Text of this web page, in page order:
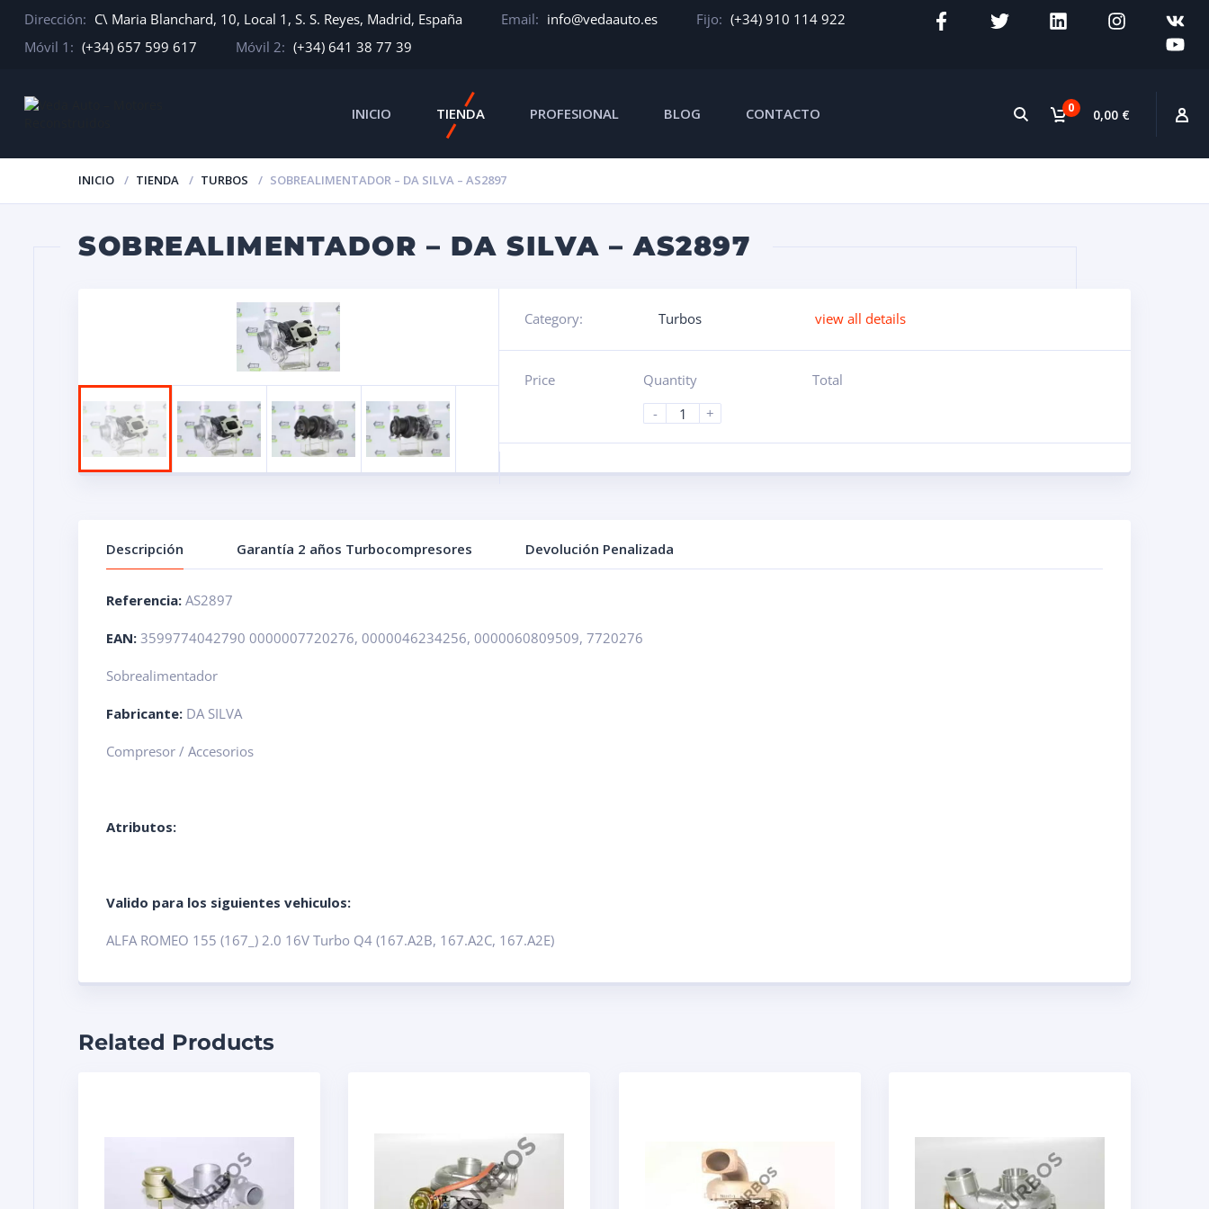
Dirección: C\ Maria Blanchard, 10, Local 1, S. S. Reyes, Madrid, España Email: info@vedaauto.es Fijo: (+34) 910 114 922
Móvil 1: (+34) 657 599 617 Móvil 2: (+34) 641 38 77 39
0 0,00 €
INICIO TIENDA PROFESIONAL BLOG CONTACTO
INICIO TIENDA TURBOS SOBREALIMENTADOR – DA SILVA – AS2897
SOBREALIMENTADOR – DA SILVA – AS2897
Category: Turbos view all details
Price
Quantity
-
+
Total
Descripción Garantía 2 años Turbocompresores Devolución Penalizada
Referencia: AS2897
EAN: 3599774042790 0000007720276, 0000046234256, 0000060809509, 7720276
Sobrealimentador
Fabricante: DA SILVA
Compresor / Accesorios
Atributos:
Valido para los siguientes vehiculos:
ALFA ROMEO 155 (167_) 2.0 16V Turbo Q4 (167.A2B, 167.A2C, 167.A2E)
Related Products